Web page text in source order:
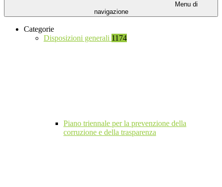
Menu di
navigazione
Categorie
Disposizioni generali 1174
Piano triennale per la prevenzione della
corruzione e della trasparenza